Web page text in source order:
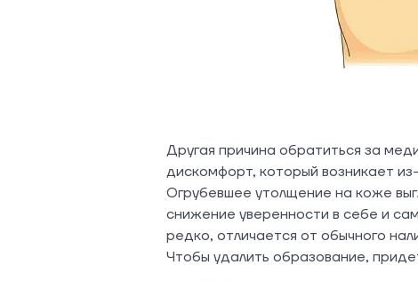
Другая причина обратиться за
дискомфорт, который возникает
Огрубевшее утолщение на коже
снижение уверенности в себе и
редко, отличается от обычного
Чтобы удалить образование,